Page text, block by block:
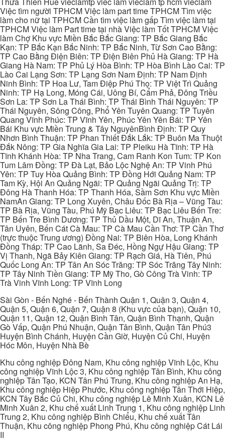
Việc tìm người TPHCM Việc làm part time TPHCM Tìm việc
làm cho nữ tại TPHCM Cần tìm việc làm gấp Tìm việc làm tại
TPHCM Việc làm Part time tại nhà Việc làm Tốt TPHCM Việc
làm Chợ Khu vực Miền Bắc Bắc Giang: TP Bắc Giang Bắc
Kạn: TP Bắc Kạn Bắc Ninh: TP Bắc Ninh, Từ Sơn Cao Bằng:
TP Cao Bằng Điện Biên: TP Điện Biên Phủ Hà Giang: TP Hà
Giang Hà Nam: TP Phủ Lý Hòa Bình: TP Hòa Bình Lào Cai: TP
Lào Cai Lạng Sơn: TP Lạng Sơn Nam Định: TP Nam Định
Ninh Bình: TP Hoa Lư, Tam Điệp Phú Thọ: TP Việt Trì Quảng
Ninh: TP Hạ Long, Móng Cái, Uông Bí, Cẩm Phả, Đông Triều
Sơn La: TP Sơn La Thái Bình: TP Thái Bình Thái Nguyên: TP
Thái Nguyên, Sông Công, Phổ Yên Tuyên Quang: TP Tuyên
Quang Vĩnh Phúc: TP Vĩnh Yên, Phúc Yên Yên Bái: TP Yên
Bái Khu vực Miền Trung & Tây NguyênBình Định: TP Quy
Nhơn Bình Thuận: TP Phan Thiết Đắk Lắk: TP Buôn Ma Thuột
Đắk Nông: TP Gia Nghĩa Gia Lai: TP Pleiku Hà Tĩnh: TP Hà
Tĩnh Khánh Hòa: TP Nha Trang, Cam Ranh Kon Tum: TP Kon
Tum Lâm Đồng: TP Đà Lạt, Bảo Lộc Nghệ An: TP Vinh Phú
Yên: TP Tuy Hòa Quảng Bình: TP Đồng Hới Quảng Nam: TP
Tam Kỳ, Hội An Quảng Ngãi: TP Quảng Ngãi Quảng Trị: TP
Đông Hà Thanh Hóa: TP Thanh Hóa, Sầm Sơn Khu vực Miền
NamAn Giang: TP Long Xuyên, Châu Đốc Bà Rịa – Vũng Tàu:
TP Bà Rịa, Vũng Tàu, Phú Mỹ Bạc Liêu: TP Bạc Liêu Bến Tre:
TP Bến Tre Bình Dương: TP Thủ Dầu Một, Dĩ An, Thuận An,
Tân Uyên, Bến Cát Cà Mau: TP Cà Mau Cần Thơ: TP Cần Thơ
(trực thuộc Trung ương) Đồng Nai: TP Biên Hòa, Long Khánh
Đồng Tháp: TP Cao Lãnh, Sa Đéc, Hồng Ngự Hậu Giang: TP
Vị Thanh, Ngã Bảy Kiên Giang: TP Rạch Giá, Hà Tiên, Phú
Quốc Long An: TP Tân An Sóc Trăng: TP Sóc Trăng Tây Ninh:
TP Tây Ninh Tiền Giang: TP Mỹ Tho, Gò Công Trà Vinh: TP
Trà Vinh Vĩnh Long: TP Vĩnh Long
Sài Gòn - Bến Nghé - Bến Thành Quận 1, Quận 3, Quận 4,
Quận 5, Quận 6, Quận 7, Quận 8 (Khu vực của bạn), Quận 10,
Quận 11, Quận 12, Quận Bình Tân, Quận Bình Thạnh, Quận
Gò Vấp, Quận Phú Nhuận, Quận Tân Bình, Quận Tân Phú3
Huyện Bình Chánh, Huyện Cần Giờ, Huyện Củ Chi, Huyện
Hóc Môn, Huyện Nhà Bè
Khu công nghiệp Đông Nam, Khu công nghiệp Vĩnh Lộc, Khu
công nghiệp Vĩnh Lộc 3, Khu công nghiệp Tân Bình, Khu công
nghiệp Tân Tạo, KCN Tân Phú Trung, Khu công nghiệp An Hạ,
Khu công nghiệp Hiệp Phước, Khu công nghiệp Tân Thới Hiệp,
KCN Tây Bắc Củ Chi, Khu công nghiệp Lê Minh Xuân, KCN Lê
Minh Xuân 2, Khu chế xuất Linh Trung 1, Khu công nghiệp Linh
Trung 2, Khu công nghiệp Bình Chiểu, Khu chế xuất Tân
Thuận, Khu công nghiệp Phong Phú, Khu công nghiệp Cát Lái
II